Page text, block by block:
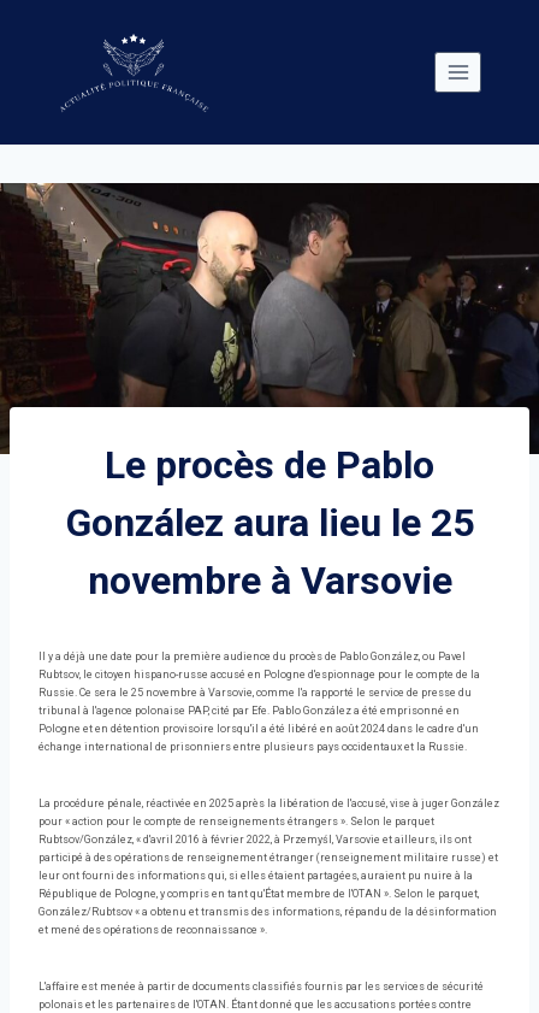
Le procès de Pablo
González aura lieu le 25
novembre à Varsovie
Il y a déjà une date pour la première audience du procès de Pablo González, ou Pavel
Rubtsov, le citoyen hispano-russe accusé en Pologne d'espionnage pour le compte de la
Russie. Ce sera le 25 novembre à Varsovie, comme l'a rapporté le service de presse du
tribunal à l'agence polonaise PAP, cité par Efe. Pablo González a été emprisonné en
Pologne et en détention provisoire lorsqu'il a été libéré en août 2024 dans le cadre d'un
échange international de prisonniers entre plusieurs pays occidentaux et la Russie.
La procédure pénale, réactivée en 2025 après la libération de l'accusé, vise à juger González
pour « action pour le compte de renseignements étrangers ». Selon le parquet
Rubtsov/González, « d'avril 2016 à février 2022, à Przemyśl, Varsovie et ailleurs, ils ont
participé à des opérations de renseignement étranger (renseignement militaire russe) et
leur ont fourni des informations qui, si elles étaient partagées, auraient pu nuire à la
République de Pologne, y compris en tant qu'État membre de l'OTAN ». Selon le parquet,
González/Rubtsov « a obtenu et transmis des informations, répandu de la désinformation
et mené des opérations de reconnaissance ».
L'affaire est menée à partir de documents classifiés fournis par les services de sécurité
polonais et les partenaires de l'OTAN. Étant donné que les accusations portées contre